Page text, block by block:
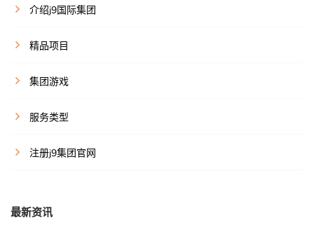
介绍j9国际集团
精品项目
集团游戏
服务类型
注册j9集团官网
最新资讯